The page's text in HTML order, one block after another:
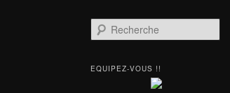
e
h
EQUIPEZ-VOUS !!